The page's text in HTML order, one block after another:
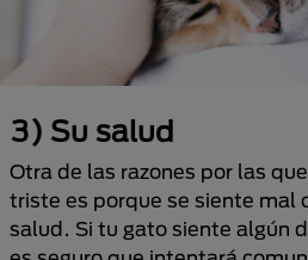
3) Su salud
Otra de las razones por las
triste es porque se siente mal
salud. Si tu gato siente algún